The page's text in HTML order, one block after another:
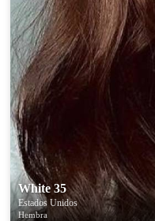
White 35
Estados Unidos
Hembra